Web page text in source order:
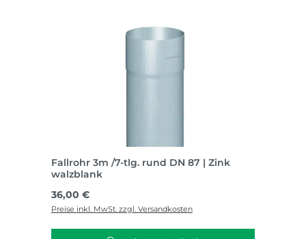
Fallrohr 3m /7-tlg. rund DN 87 | Zink
walzblank
Regulärer Preis:
36,00 €
Preise inkl. MwSt. zzgl. Versandkosten